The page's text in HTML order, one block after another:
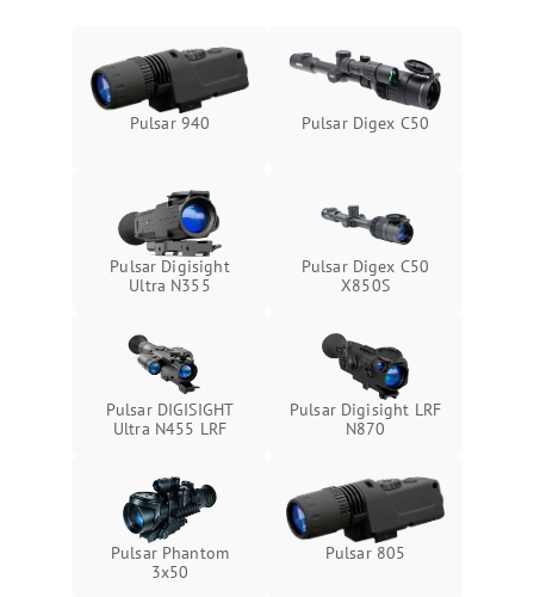
Pulsar 940 Pulsar Digex C50
Pulsar Digisight
Ultra N355
Pulsar Digex C50
X850S
Pulsar DIGISIGHT
Ultra N455 LRF
Pulsar Digisight LRF
N870
Pulsar Phantom
3x50
Pulsar 805